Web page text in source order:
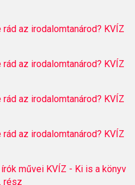
rád az irodalomtanárod? KVÍZ
rád az irodalomtanárod? KVÍZ
rád az irodalomtanárod? KVÍZ
rád az irodalomtanárod? KVÍZ
művei KVÍZ - Ki is a könyv
rész